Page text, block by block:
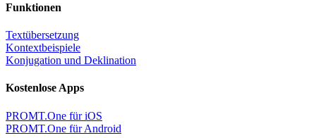
Funktionen
Textübersetzung
Kontextbeispiele
Konjugation und Deklination
Kostenlose Apps
PROMT.One für iOS
PROMT.One für Android